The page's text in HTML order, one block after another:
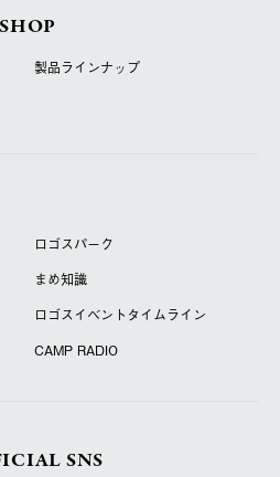
製品ラインナップ
ロゴスパーク
まめ知識
ロゴスイベントタイムライン
CAMP RADIO
SNS